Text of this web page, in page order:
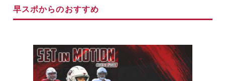
早スポからのおすすめ